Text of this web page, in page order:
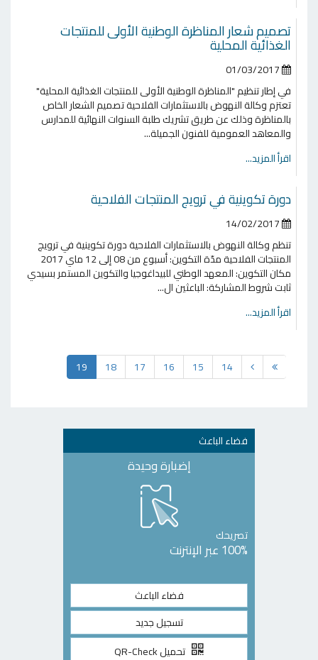
تصميم شعار المناظرة الوطنية الأولى للمنتجات
الغذائية المحلية
في إطار تنظيم "المناظرة الوطنية الأولى للمنتجات الغذائية المحلية"
تعتزم وكالة النهوض بالاستثمارات الفلاحية تصميم الشعار الخاص
بالمناظرة وذلك عن طريق تشريك طلبة السنوات النهائية للمدارس
والمعاهد العمومية للفنون الجميلة...
اقرأ المزيد...
دورة تكوينية في ترويج المنتجات الفلاحية
تنظم وكالة النهوض بالاستثمارات الفلاحية دورة تكوينية في ترويج
المنتجات الفلاحية مدّة التكوين: أسبوع من 08 إلى 12 ماي 2017
مكان التكوين: المعهد الوطني للبيداغوجيا والتكوين المستمر بسيدي
ثابت شروط المشاركة: الباعثين ال...
اقرأ المزيد...
14
15
16
17
18
19
فضاء الباعث
إضبارة وحيدة
تصريحك
100% عبر الإنترنت
فضاء الباعث
تسجيل جديد
تحميل QR-Check